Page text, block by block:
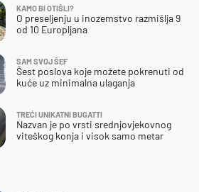
KAMO BI OTIŠLI?
O preseljenju u inozemstvo razmišlja 9
od 10 Europljana
SAM SVOJ ŠEF
Šest poslova koje možete pokrenuti od
kuće uz minimalna ulaganja
TREĆI UNIKATNI BUGATTI
Nazvan je po vrsti srednjovjekovnog
viteškog konja i visok samo metar